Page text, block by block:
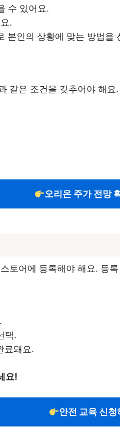
수 있어요.
.
본인의 상황에 맞는 방법을
같은 조건을 갖추어야 해요.
오리온 주가 전망
토어에 등록해야 해요. 등
택.
료돼요.
요!
안전 교육 신청